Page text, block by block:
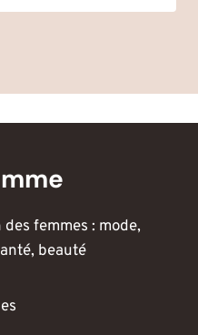
femmes : mode,
beauté